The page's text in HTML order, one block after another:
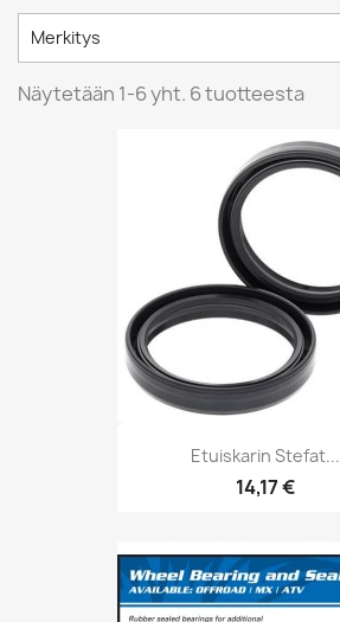
Merkitys
Näytetään 1-6 yht. 6 tuotteesta
Etuiskarin Stefat...
14,17 €